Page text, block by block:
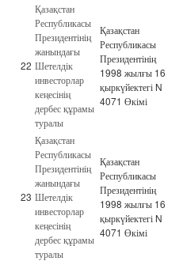
22
Қазақстан
Республикасы
Президентінің
жанындағы
Шетелдік
инвесторлар
кеңесінің
дербес құрамы
туралы
Қазақстан
Республикасы
Президентінің
1998 жылғы 16
қыркүйектегі N
4071 Өкімі
23
Қазақстан
Республикасы
Президентінің
жанындағы
Шетелдік
инвесторлар
кеңесінің
дербес құрамы
туралы
Қазақстан
Республикасы
Президентінің
1998 жылғы 16
қыркүйектегі N
4071 Өкімі